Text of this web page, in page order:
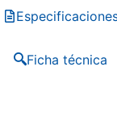
Ficha técnica